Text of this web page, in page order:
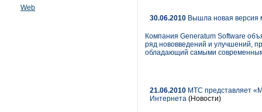
Web
30.06.2010 Вышла новая версия
Компания Generatum Software
ряд нововведений и улучшений,
обладающий самыми
21.06.2010 МТС представляет
Интернета (Новости)